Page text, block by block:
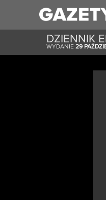
DZIENNIK
WYDANIE 29 PAŹ